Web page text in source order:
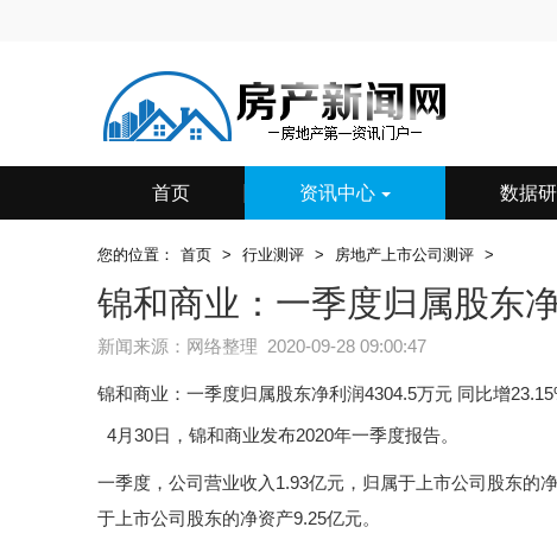
首页 资讯中心 数据
您的位置： 首页 > 行业测评 > 房地产上市公司测评 >
锦和商业：一季度归属股东
新闻来源：网络整理 2020-09-28 09:00:47
锦和商业：一季度归属股东净利润4304.5万元 同比增
4月30日，锦和商业发布2020年一季度报告。
一季度，公司营业收入1.93亿元，归属于上市公司股东的
于上市公司股东的净资产9.25亿元。